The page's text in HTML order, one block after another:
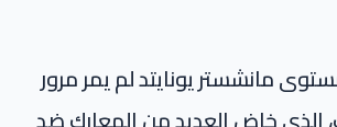
مانشستر يونايتد لم يمر مرور